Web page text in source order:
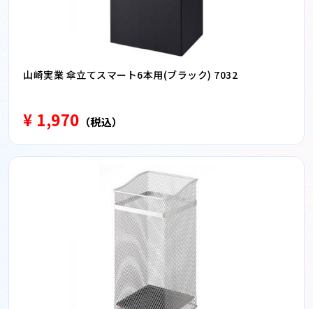
山崎実業 傘立てスマート6本用(ブラック) 7032
¥ 1,970 （税込）